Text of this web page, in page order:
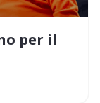
per il